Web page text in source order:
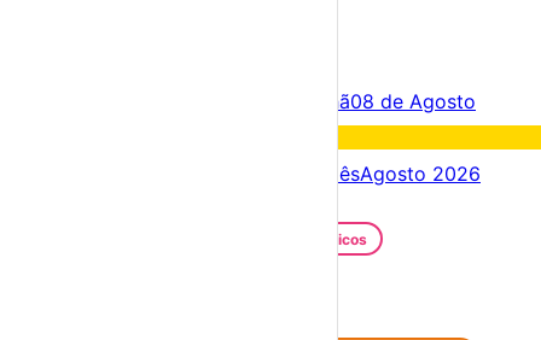
Amanhã08 de Agosto
Este mêsAgosto 2026
Festivais Gastronómicos